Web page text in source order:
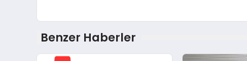
Benzer Haberler